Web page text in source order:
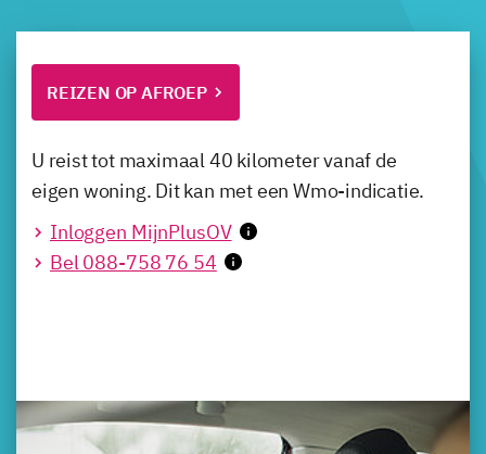
REIZEN OP AFROEP
U reist tot maximaal 40 kilometer vanaf de
eigen woning. Dit kan met een Wmo-indicatie.
Inloggen MijnPlusOV
Bel 088-758 76 54